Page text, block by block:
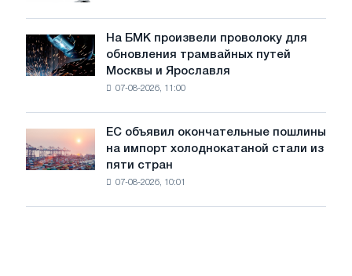
достижения
целей
обезуглероживания
в
июле
На
БМК
произвели
трамвайных
путей
Москвы
Ярославля
На БМК произвели проволоку для
обновления трамвайных путей
Москвы и Ярославля
07-08-2026, 11:00
объявил
окончательные
ЕС объявил окончательные пошлины
на импорт холоднокатаной стали из
пяти стран
07-08-2026, 10:01